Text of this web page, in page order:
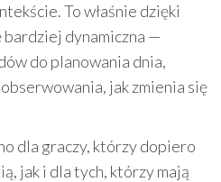
To właśnie dzięki
dynamiczna —
do planowania dnia,
jak zmienia się
dla graczy, którzy dopiero
jak i dla tych, którzy mają